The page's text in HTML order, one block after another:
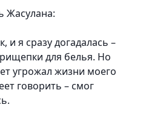
Жасулана:
и я сразу догадалась –
для белья. Но
угрожал жизни моего
говорить – смог